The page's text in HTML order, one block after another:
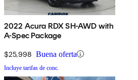
2022 Acura RDX SH-AWD with
A-Spec Package
$25,998 Buena oferta
Incluye tarifas de conc.